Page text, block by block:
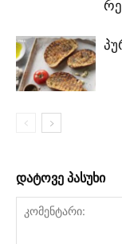
დატოვე პასუხი